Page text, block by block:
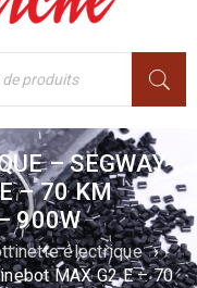
– SEGWAY-
– 70 KM
900W
électrique ›
MAX G2 E – 70